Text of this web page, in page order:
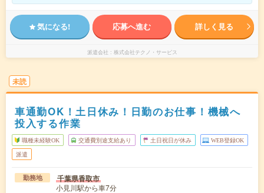
気になる! 応募へ進む 詳しく見る
派遣会社 株式会社テクノ・サービス
未読
車通勤OK！土日休み！日勤のお仕事！機械へ
投入する作業
職種未経験OK 交通費別途支給あり 土日祝日が休み WEB登録OK
派遣
勤務地 千葉県香取市
小見川駅から車7分